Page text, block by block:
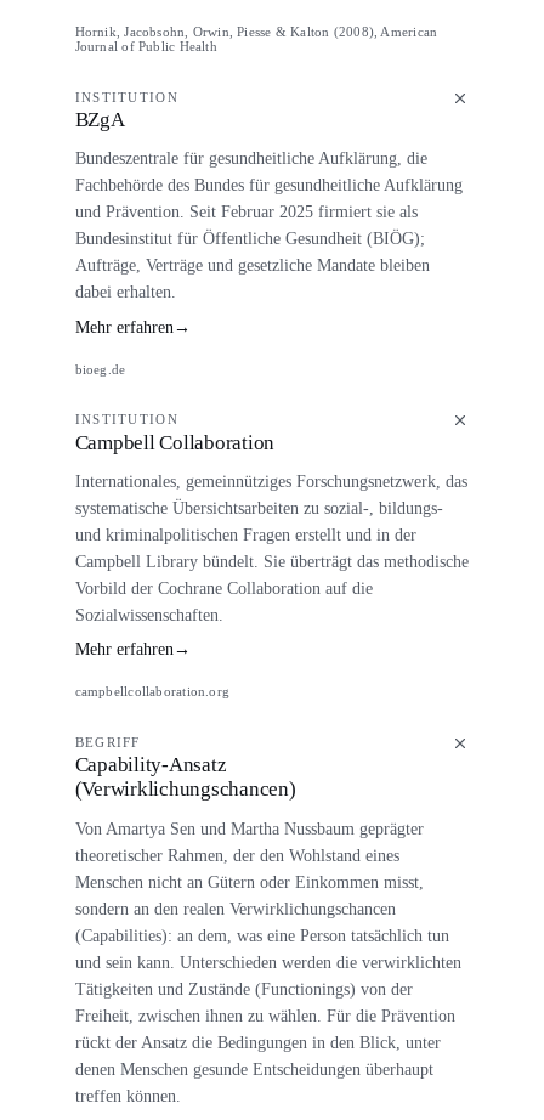
Hornik, Jacobsohn, Orwin, Piesse & Kalton (2008), American
Journal of Public Health
INSTITUTION
BZgA
Bundeszentrale für gesundheitliche Aufklärung, die
Fachbehörde des Bundes für gesundheitliche Aufklärung
und Prävention. Seit Februar 2025 firmiert sie als
Bundesinstitut für Öffentliche Gesundheit (BIÖG);
Aufträge, Verträge und gesetzliche Mandate bleiben
dabei erhalten.
Mehr erfahren →
bioeg.de
INSTITUTION
Campbell Collaboration
Internationales, gemeinnütziges Forschungsnetzwerk, das
systematische Übersichtsarbeiten zu sozial-, bildungs-
und kriminalpolitischen Fragen erstellt und in der
Campbell Library bündelt. Sie überträgt das methodische
Vorbild der Cochrane Collaboration auf die
Sozialwissenschaften.
Mehr erfahren→
campbellcollaboration.org
BEGRIFF
Capability-Ansatz
(Verwirklichungschancen)
Von Amartya Sen und Martha Nussbaum geprägter
theoretischer Rahmen, der den Wohlstand eines
Menschen nicht an Gütern oder Einkommen misst,
sondern an den realen Verwirklichungschancen
(Capabilities): an dem, was eine Person tatsächlich tun
und sein kann. Unterschieden werden die verwirklichten
Tätigkeiten und Zustände (Functionings) von der
Freiheit, zwischen ihnen zu wählen. Für die Prävention
rückt der Ansatz die Bedingungen in den Blick, unter
denen Menschen gesunde Entscheidungen überhaupt
treffen können.